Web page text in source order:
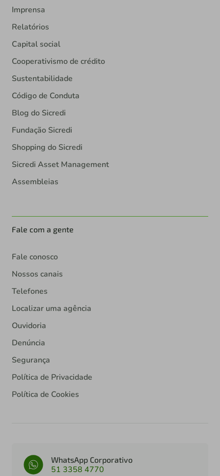
Imprensa
Relatórios
Capital social
Cooperativismo de crédito
Sustentabilidade
Código de Conduta
Blog do Sicredi
Fundação Sicredi
Shopping do Sicredi
Sicredi Asset Management
Assembleias
Fale com a gente
Fale conosco
Nossos canais
Telefones
Localizar uma agência
Ouvidoria
Denúncia
Segurança
Política de Privacidade
Política de Cookies
WhatsApp Corporativo
51 3358 4770